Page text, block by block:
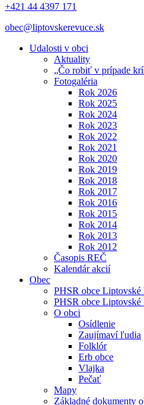
+421 44 4397 171
obec@liptovskerevuce.sk
Udalosti v obci
Aktuality
„Čo robiť v prípade
Fotogaléria
Rok 2026
Rok 2025
Rok 2024
Rok 2023
Rok 2022
Rok 2021
Rok 2020
Rok 2019
Rok 2018
Rok 2017
Rok 2016
Rok 2015
Rok 2014
Rok 2013
Rok 2012
Časopis REČ
Kalendár akcií
Obec
PHSR obce Liptovské
PHSR obce Liptovské
O obci
Osídlenie
Zaujímaví ľudia
Folklór
Erb obce
Vlajka
Pečať
Mapy
Základné dokumenty